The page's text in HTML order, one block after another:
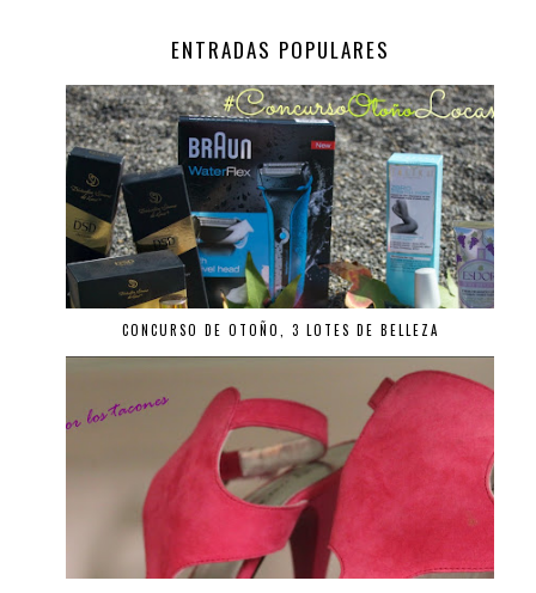
ENTRADAS POPULARES
CONCURSO DE OTOÑO, 3 LOTES DE BELLEZA